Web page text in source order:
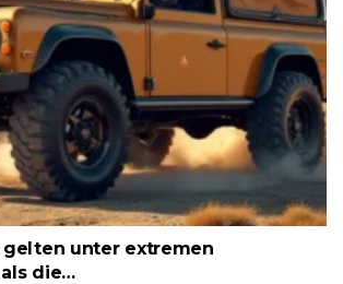
gelten unter extremen
die…